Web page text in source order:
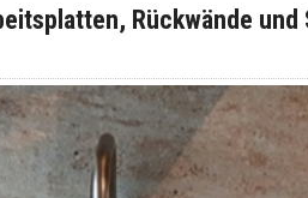
Rückwände